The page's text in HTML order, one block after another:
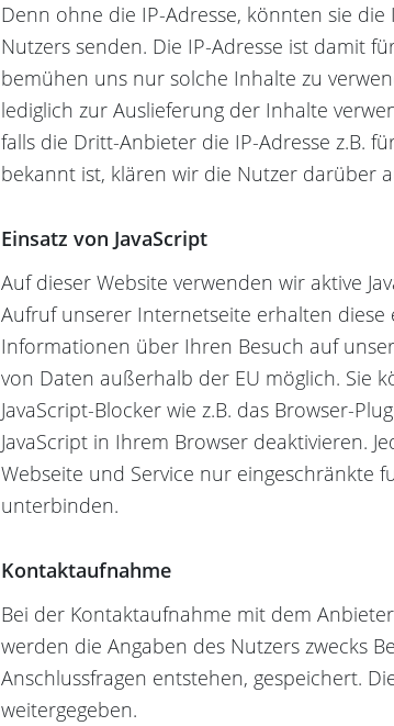
Denn ohne die IP-Adresse, könnten sie
Nutzers senden. Die IP-Adresse ist damit
bemühen uns nur solche Inhalte zu
lediglich zur Auslieferung der Inhalte
falls die Dritt-Anbieter die IP-Adresse z.B.
bekannt ist, klären wir die Nutzer darüber
Einsatz von JavaScript
Auf dieser Website verwenden wir aktive
Aufruf unserer Internetseite erhalten
Informationen über Ihren Besuch auf
von Daten außerhalb der EU möglich. Sie
JavaScript-Blocker wie z.B. das Browser-
JavaScript in Ihrem Browser deaktivieren.
Webseite und Service nur eingeschränkte
unterbinden.
Kontaktaufnahme
Bei der Kontaktaufnahme mit dem
werden die Angaben des Nutzers zwecks
Anschlussfragen entstehen, gespeichert.
weitergegeben.